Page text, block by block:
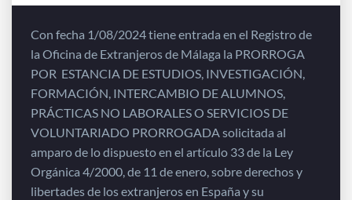
Con fecha 1/08/2024 tiene entrada en el Registro de
la Oficina de Extranjeros de Málaga la PRORROGA
POR ESTANCIA DE ESTUDIOS, INVESTIGACIÓN,
FORMACIÓN, INTERCAMBIO DE ALUMNOS,
PRÁCTICAS NO LABORALES O SERVICIOS DE
VOLUNTARIADO PRORROGADA solicitada al
amparo de lo dispuesto en el artículo 33 de la Ley
Orgánica 4/2000, de 11 de enero, sobre derechos y
libertades de los extranjeros en España y su